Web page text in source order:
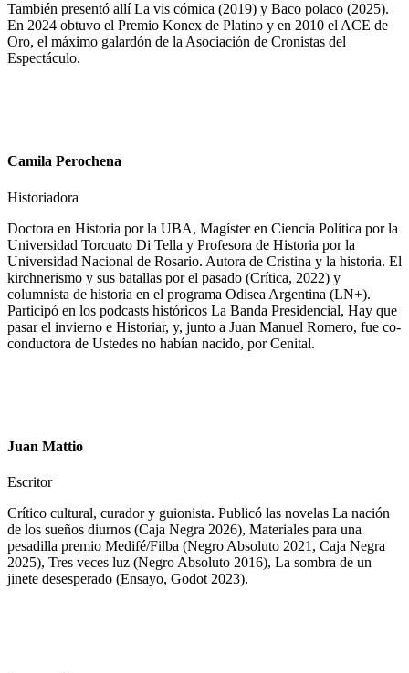
También presentó allí La vis cómica (2019) y Baco polaco (2025).
En 2024 obtuvo el Premio Konex de Platino y en 2010 el ACE de
Oro, el máximo galardón de la Asociación de Cronistas del
Espectáculo.
Camila Perochena
Historiadora
Doctora en Historia por la UBA, Magíster en Ciencia Política por la
Universidad Torcuato Di Tella y Profesora de Historia por la
Universidad Nacional de Rosario. Autora de Cristina y la historia. El
kirchnerismo y sus batallas por el pasado (Crítica, 2022) y
columnista de historia en el programa Odisea Argentina (LN+).
Participó en los podcasts históricos La Banda Presidencial, Hay que
pasar el invierno e Historiar, y, junto a Juan Manuel Romero, fue co-
conductora de Ustedes no habían nacido, por Cenital.
Juan Mattio
Escritor
Crítico cultural, curador y guionista. Publicó las novelas La nación
de los sueños diurnos (Caja Negra 2026), Materiales para una
pesadilla premio Medifé/Filba (Negro Absoluto 2021, Caja Negra
2025), Tres veces luz (Negro Absoluto 2016), La sombra de un
jinete desesperado (Ensayo, Godot 2023).